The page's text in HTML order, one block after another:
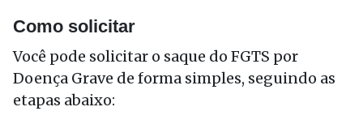
Como solicitar
Você pode solicitar o saque do FGTS por
Doença Grave de forma simples, seguindo as
etapas abaixo: